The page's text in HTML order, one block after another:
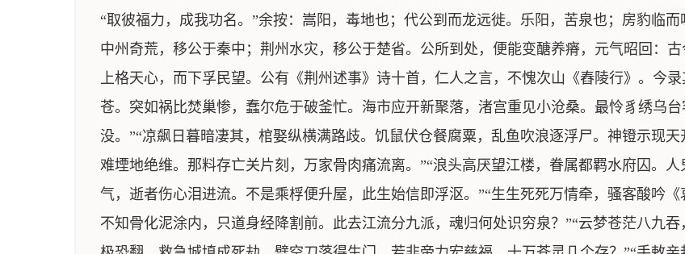
“取彼福力，成我功名。”余按：嵩阳，毒地也；代公到而龙远徙。乐阳，苦泉也；房豹临
中州奇荒，移公于秦中；荆州水灾，移公于楚省。公所到处，便能变醣养瘠，元气昭回：
上格天心，而下孚民望。公有《荆州述事》诗十首，仁人之言，不愧次山《舂陵行》。今
苍。突如祸比焚巢惨，蠢尔危于破釜忙。海市应开新聚落，渚宫重见小沧桑。最怜豸绣乌
没。”“凉飙日暮暗凄其，棺娶纵横满路歧。饥鼠伏仓餐腐粟，乱鱼吹浪逐浮尸。神镫示现
难堙地绝维。那料存亡关片刻，万家骨肉痛流离。”“浪头高厌望江楼，眷属都羁水府囚。
气，逝者伤心泪进流。不是乘桴便升屋，此生始信即浮沤。”“生生死死万情牵，骚客酸吟
不知骨化泥涂内，只道身经降割前。此去江流分九派，魂归何处识穷泉？”“云梦苍茫八九